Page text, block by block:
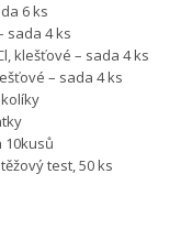
6 ks
sada 4 ks
klešťové – sada 4 ks
– sada 4 ks
kolíky
10kusů
test, 50 ks